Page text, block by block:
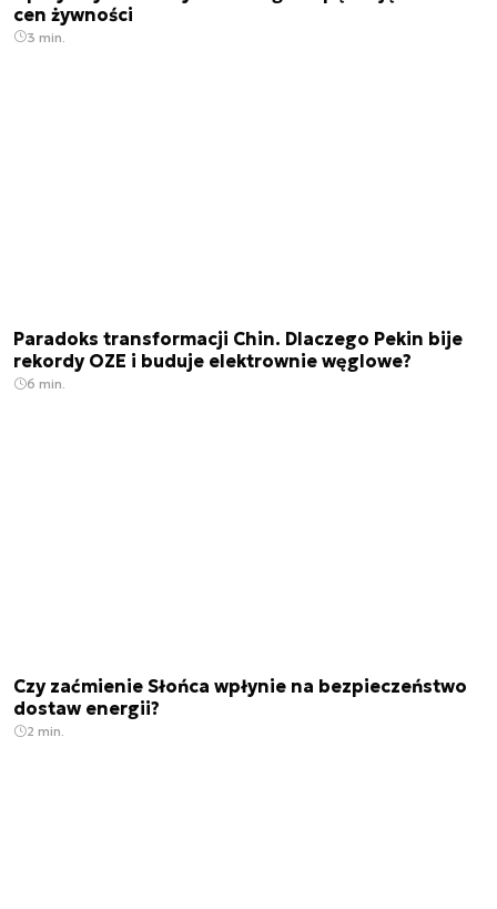
cen żywności
3 min.
Paradoks transformacji Chin. Dlaczego Pekin bije
rekordy OZE i buduje elektrownie węglowe?
6 min.
Czy zaćmienie Słońca wpłynie na bezpieczeństwo
dostaw energii?
2 min.